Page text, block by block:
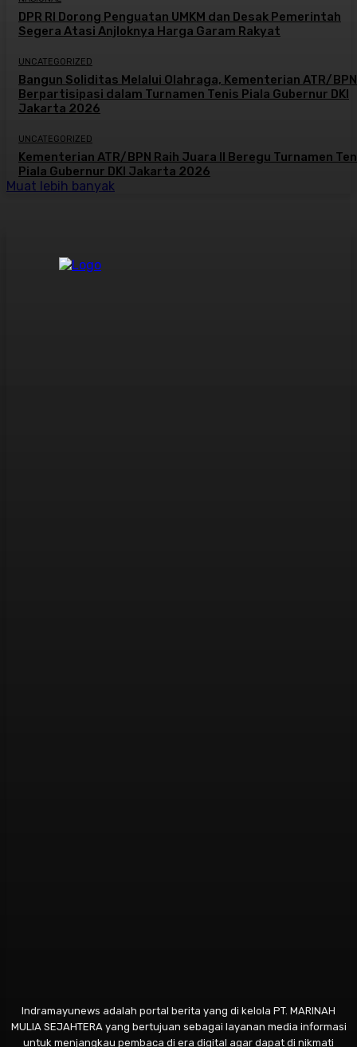
DPR RI Dorong Penguatan UMKM dan Desak Pemerintah
Segera Atasi Anjloknya Harga Garam Rakyat
UNCATEGORIZED
Bangun Soliditas Melalui Olahraga, Kementerian ATR/BPN
Berpartisipasi dalam Turnamen Tenis Piala Gubernur DKI
Jakarta 2026
UNCATEGORIZED
Kementerian ATR/BPN Raih Juara II Beregu Turnamen
Piala Gubernur DKI Jakarta 2026
Muat lebih banyak
Indramayunews adalah portal berita yang di kelola PT. MARINAH
MULIA SEJAHTERA yang bertujuan sebagai layanan media informasi
untuk menjangkau pembaca di era digital agar dapat di nikmati